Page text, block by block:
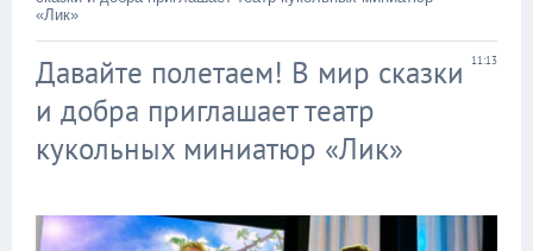
«Лик»
11:13
Давайте полетаем! В мир сказки
и добра приглашает театр
кукольных миниатюр «Лик»